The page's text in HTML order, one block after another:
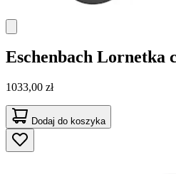
Eschenbach Lornetka
1033,00 zł
Dodaj do koszyka